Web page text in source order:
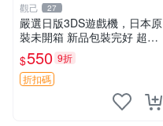
觀己 27
嚴選日版3DS遊戲機，日本原
裝未開箱 新品包裝完好 超級
可愛 3DS 小林 游戲機 未拆
封
$550 9折
折扣碼